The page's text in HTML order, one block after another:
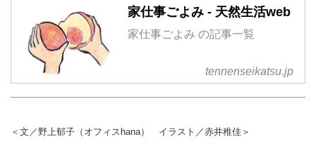
家仕事ごよみ - 天然生活web
家仕事ごよみ の記事一覧
tennenseikatsu.jp
＜文／野上郁子（オフィスhana） イラスト／赤井稚佳＞